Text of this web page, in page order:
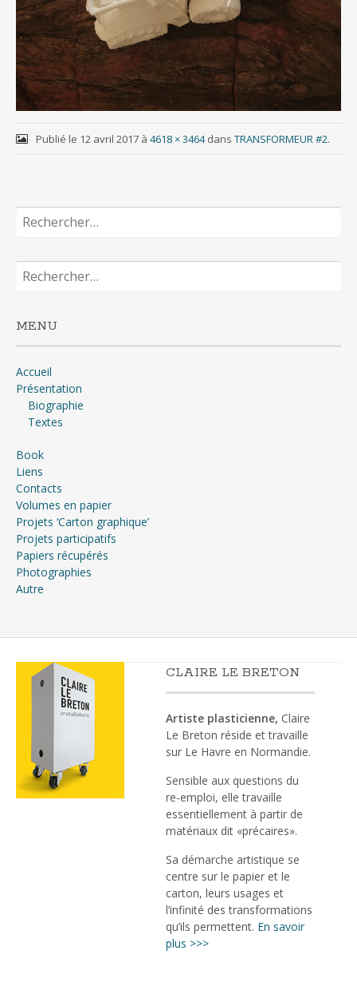
Publié le 12 avril 2017à 4618 × 3464dans TRANSFORMEUR #2.
Rechercher :
Rechercher :
MENU
Accueil
Présentation
Biographie
Textes
Book
Liens
Contacts
Volumes en papier
Projets ‘Carton graphique’
Projets participatifs
Papiers récupérés
Photographies
Autre
CLAIRE LE BRETON
Artiste plasticienne, Claire
Le Breton réside et travaille
sur Le Havre en Normandie.
Sensible aux questions du
re-emploi, elle travaille
essentiellement à partir de
matériaux dit «précaires».
Sa démarche artistique se
centre sur le papier et le
carton, leurs usages et
l’infinité des transformations
qu’ils permettent. En savoir
plus >>>